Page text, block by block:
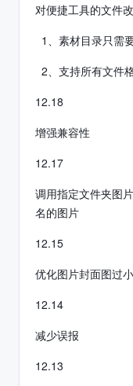
对便捷工具的文件
1、素材目录只需
2、支持所有文件
12.18
增强兼容性
12.17
调用指定文件夹图
名的图片
12.15
优化图片封面图过
12.14
减少误报
12.13